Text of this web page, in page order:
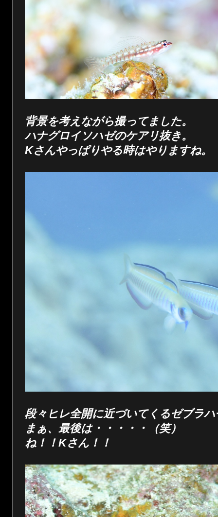
背景を考えながら撮ってました。
ハナグロイソハゼのケアリ抜き。
Kさんやっぱりやる時はやりますね。
段々ヒレ全開に近づいてくるゼブラハ
まぁ、最後は・・・・・（笑）
ね！！Kさん！！